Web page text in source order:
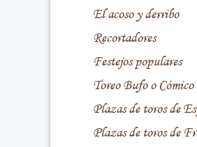
El acoso y derribo
Recortadores
Festejos populares
Toreo Bufo o Cómico
Plazas de toros de
Plazas de toros de